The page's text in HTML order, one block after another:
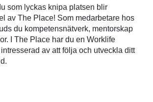
som lyckas knipa platsen blir
av The Place! Som medarbetare hos
du kompetensnätverk, mentorskap
I The Place har du en Worklife
av att följa och utveckla ditt